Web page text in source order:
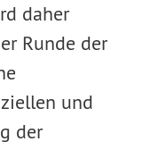
daher
Runde der
und
der